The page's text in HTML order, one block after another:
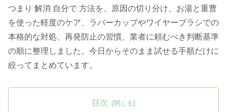
つまり 解消 自分で 方法を、原因の切り分け、お湯と重曹
を使った軽度のケア、ラバーカップやワイヤーブラシでの
本格的な対処、再発防止の習慣、業者に頼むべき判断基準
の順に整理しました。今日からそのまま試せる手順だけに
絞ってまとめています。
目次